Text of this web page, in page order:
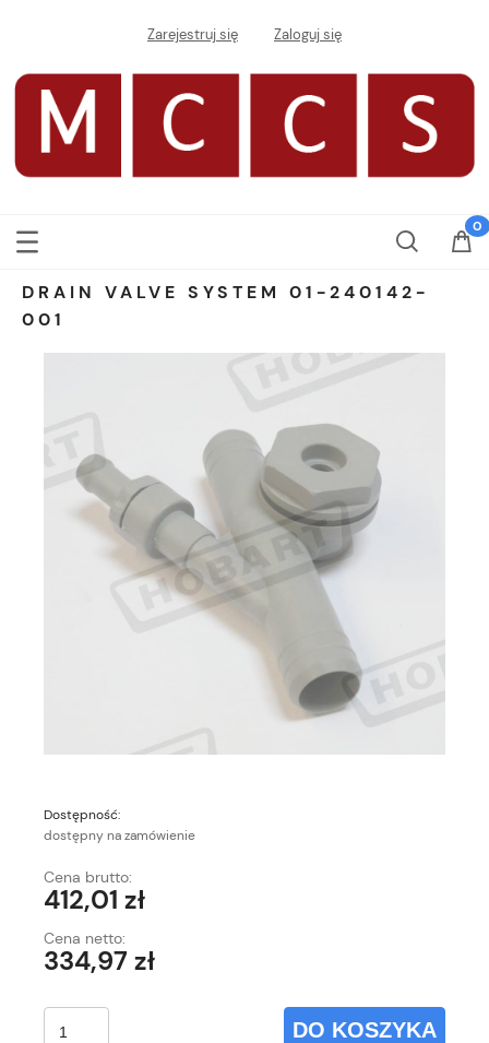
Zarejestruj się Zaloguj się
DRAIN VALVE SYSTEM 01-240142-
001
Dostępność:
dostępny na zamówienie
Cena brutto:
412,01 zł
Cena netto:
334,97 zł
DO KOSZYKA